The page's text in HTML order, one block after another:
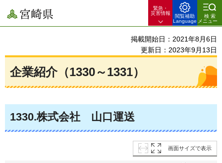
宮崎県
緊急・
災害情報
閲覧補助
Language
検索
メニュー
掲載開始日：2021年8月6日
更新日：2023年9月13日
企業紹介（1330～1331）
1330.株式会社 山口運送
画面サイズで表示